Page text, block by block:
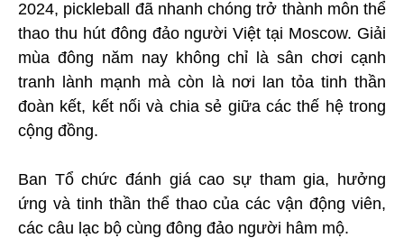
2024, pickleball đã nhanh chóng trở thành môn thể
thao thu hút đông đảo người Việt tại Moscow. Giải
mùa đông năm nay không chỉ là sân chơi cạnh
tranh lành mạnh mà còn là nơi lan tỏa tinh thần
đoàn kết, kết nối và chia sẻ giữa các thế hệ trong
cộng đồng.
Ban Tổ chức đánh giá cao sự tham gia, hưởng
ứng và tinh thần thể thao của các vận động viên,
các câu lạc bộ cùng đông đảo người hâm mộ.